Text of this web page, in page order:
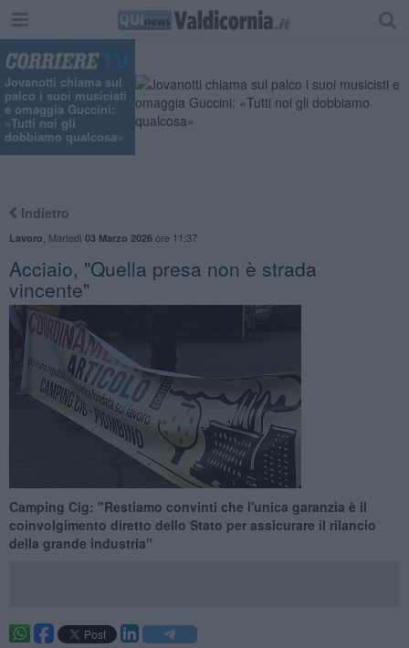
Jovanotti chiama sul
palco i suoi musicisti
e omaggia Guccini:
«Tutti noi gli
dobbiamo qualcosa»
Indietro
Lavoro Martedì 03 Marzo 2026ore 11:37
Acciaio, "Quella presa non è strada
vincente"
Camping Cig: "Restiamo convinti che l'unica garanzia è il
coinvolgimento diretto dello Stato per assicurare il rilancio
della grande industria"